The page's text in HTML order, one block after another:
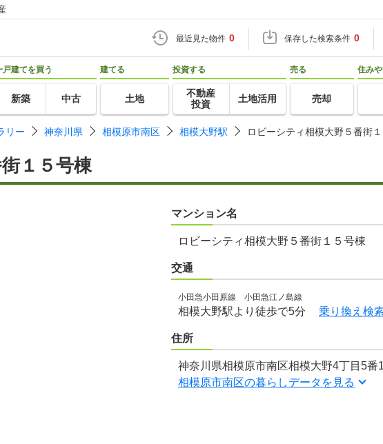
最近見た物件 0 保存した検索条件 0
戸建てを買う
新築 中古
建てる
土地
投資する
不動産
投資
土地活用
売る
売却
住み
リー 神奈川県 相模原市南区 相模大野駅 ロビーシティ相模大野５番街
１５号棟
マンション名
ロビーシティ相模大野５番街１５号棟
交通
小田急小田原線 小田急江ノ島線
相模大野駅より徒歩で5分 乗り換え検
住所
神奈川県相模原市南区相模大野4丁目5番
相模原市南区の暮らしデータを見る